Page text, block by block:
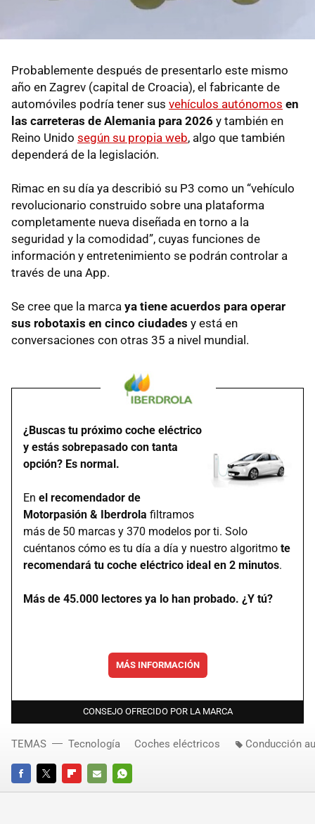
Probablemente después de presentarlo este mismo
año en Zagrev (capital de Croacia), el fabricante de
automóviles podría tener sus vehículos autónomos en
las carreteras de Alemania para 2026 y también en
Reino Unido según su propia web, algo que también
dependerá de la legislación.
Rimac en su día ya describió su P3 como un “vehículo
revolucionario construido sobre una plataforma
completamente nueva diseñada en torno a la
seguridad y la comodidad”, cuyas funciones de
información y entretenimiento se podrán controlar a
través de una App.
Se cree que la marca ya tiene acuerdos para operar
sus robotaxis en cinco ciudades y está en
conversaciones con otras 35 a nivel mundial.
¿Buscas tu próximo coche eléctrico
y estás sobrepasado con tanta
opción? Es normal.
En el recomendador de
Motorpasión & Iberdrola filtramos
más de 50 marcas y 370 modelos por ti. Solo
cuéntanos cómo es tu día a día y nuestro algoritmo te
recomendará tu coche eléctrico ideal en 2 minutos.
Más de 45.000 lectores ya lo han probado. ¿Y tú?
MÁS INFORMACIÓN
CONSEJO OFRECIDO POR LA MARCA
FACEBOOKTWITTERFLIPBOARD
E-
WHATSAPP
TEMAS Tecnología Coches eléctricos Conducción